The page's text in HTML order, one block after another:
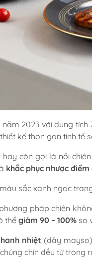
năm 2023 với dung tích
kế thon gọn tinh tế
hay còn gọi là nồi
khắc phục nhược
, màu sắc xanh ngọc
pháp chiên
thể giảm 90 – 100% so
nhiệt (dây mayso),
chín đều từ trong